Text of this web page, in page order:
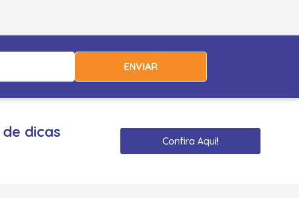
ENVIAR
dicas
Confira Aqui!